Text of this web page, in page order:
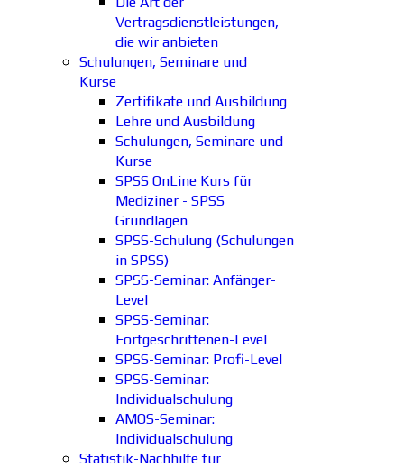
Vertragsdienstleistungen,
die wir anbieten
Schulungen, Seminare und
Kurse
Zertifikate und Ausbildung
Lehre und Ausbildung
Schulungen, Seminare und
Kurse
SPSS OnLine Kurs für
Mediziner - SPSS
Grundlagen
SPSS-Schulung (Schulungen
in SPSS)
SPSS-Seminar: Anfänger-
Level
SPSS-Seminar:
Fortgeschrittenen-Level
SPSS-Seminar: Profi-Level
SPSS-Seminar:
Individualschulung
AMOS-Seminar:
Individualschulung
Statistik-Nachhilfe für